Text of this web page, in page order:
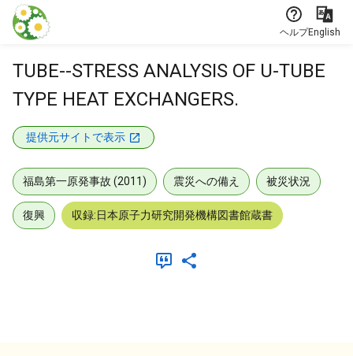
本文に飛ぶ
ヘルプEnglish
TUBE--STRESS ANALYSIS OF U-TUBE
TYPE HEAT EXCHANGERS.
提供元サイトで表示
福島第一原発事故 (2011) 震災への備え 被災状況
復興 収録:日本原子力研究開発機構図書館蔵書